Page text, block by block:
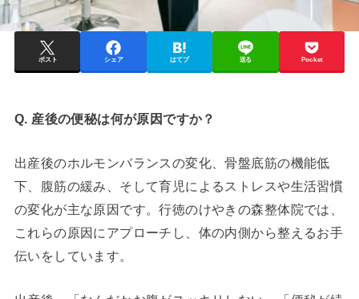
ポスト シェア はてブ 送る Pocket
Q. 産後の便秘は何が原因ですか？
出産後のホルモンバランスの変化、骨盤底筋の機能低
下、腹筋の緩み、そして育児によるストレスや生活習慣
の変化が主な原因です。行徳のけやきの森整体院では、
これらの原因にアプローチし、体の内側から整えるお手
伝いをしています。